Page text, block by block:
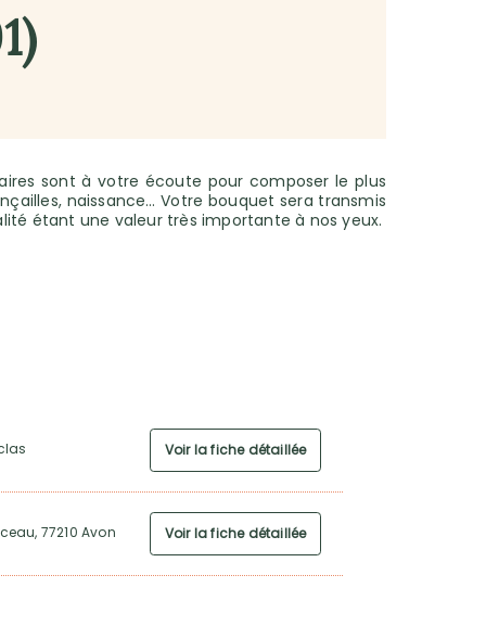
sont à votre écoute pour composer le plus
naissance… Votre bouquet sera transmis
étant une valeur très importante à nos yeux.
Voir la fiche détaillée
77210 Avon Voir la fiche détaillée